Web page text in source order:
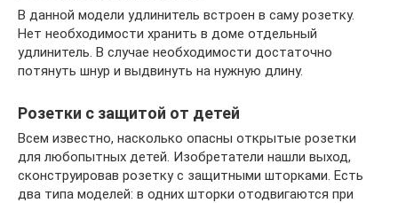
В данной модели удлинитель встроен в саму розетку.
Нет необходимости хранить в доме отдельный
удлинитель. В случае необходимости достаточно
потянуть шнур и выдвинуть на нужную длину.
Розетки с защитой от детей
Всем известно, насколько опасны открытые розетки
для любопытных детей. Изобретатели нашли выход,
сконструировав розетку с защитными шторками. Есть
два типа моделей: в одних шторки отодвигаются при